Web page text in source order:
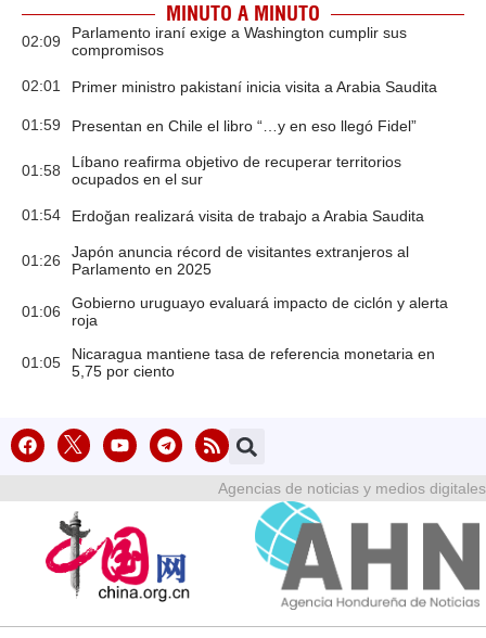
MINUTO A MINUTO
02:09
Parlamento iraní exige a Washington cumplir sus
compromisos
02:01 Primer ministro pakistaní inicia visita a Arabia Saudita
01:59 Presentan en Chile el libro “…y en eso llegó Fidel”
01:58
Líbano reafirma objetivo de recuperar territorios
ocupados en el sur
01:54 Erdoğan realizará visita de trabajo a Arabia Saudita
01:26
Japón anuncia récord de visitantes extranjeros al
Parlamento en 2025
01:06
Gobierno uruguayo evaluará impacto de ciclón y alerta
roja
01:05
Nicaragua mantiene tasa de referencia monetaria en
5,75 por ciento
Agencias de noticias y medios digitales